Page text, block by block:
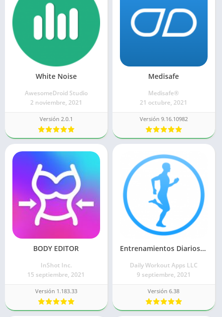
White Noise
AwesomeDroid Studio
2 noviembre, 2021
Versión 2.0.1
Medisafe
Medisafe®
21 octubre, 2021
Versión 9.16.10982
BODY EDITOR
InShot Inc.
15 septiembre, 2021
Versión 1.183.33
Entrenamientos Diarios Fitness
Daily Workout Apps LLC
9 septiembre, 2021
Versión 6.38